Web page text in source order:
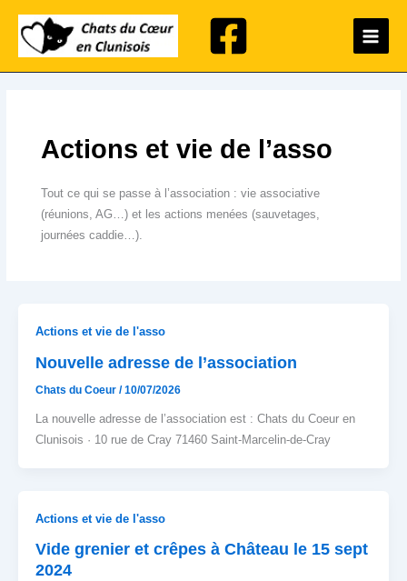
contenu
Main
Menu
Actions et vie de l’asso
Tout ce qui se passe à l’association : vie associative
(réunions, AG…) et les actions menées (sauvetages,
journées caddie…).
Actions et vie de l'asso
Nouvelle adresse de l’association
Chats du Coeur /10/07/2026
La nouvelle adresse de l’association est : Chats du Coeur en
Clunisois · 10 rue de Cray 71460 Saint-Marcelin-de-Cray
Actions et vie de l'asso
Vide grenier et crêpes à Château le 15 sept
2024